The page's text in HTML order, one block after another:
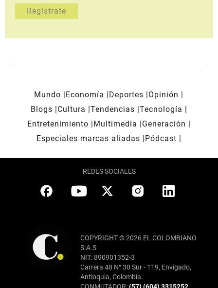
Mundo Economía Deportes
Opinión
Blogs
Cultura Tendencias Tecnología
Entretenimiento
Multimedia
Generación
Especiales marcas aliadas
Pódcast
REDES SOCIALES
COPYRIGHT © 2026 EL COLOMBIANO
S.A.S
NIT: 890901352-3
Carrera 48 N° 30 Sur - 119, Envigado,
Antioquia, Colombia.